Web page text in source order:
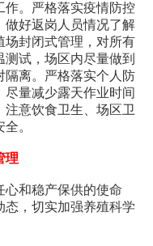
作。严格落实疫情防控
做好返岗人员情况了解
场封闭式管理，对所有
试，场区内尽量做到
隔离。严格落实个人防
量减少露天作业时间
意饮食卫生、场区卫
。
理
心和稳产保供的使命
，切实加强养殖科学